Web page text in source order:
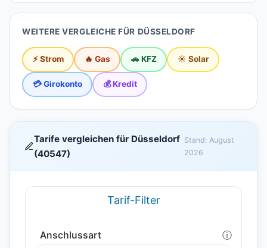
WEITERE VERGLEICHE FÜR DÜSSELDORF
⚡ Strom 🔥 Gas 🚗 KFZ ☀️ Solar
💳 Girokonto 💰 Kredit
Tarife vergleichen für Düsseldorf
(40547)
Stand: August
2026